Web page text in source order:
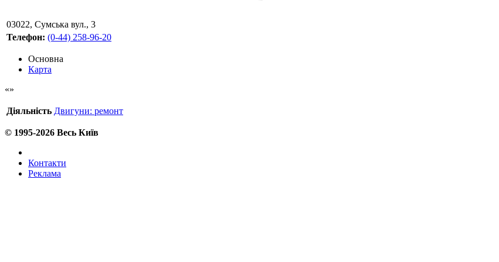
03022, Сумська вул., 3
Телефон: (0-44) 258-96-20
Основна
Карта
Діяльність Двигуни: ремонт
© 1995-2026 Весь Київ
Контакти
Реклама